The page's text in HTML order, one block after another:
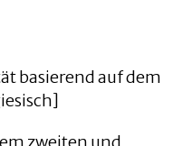
basierend auf dem